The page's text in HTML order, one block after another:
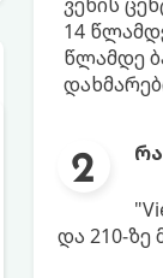
14
წლამდე
და 210-ზე